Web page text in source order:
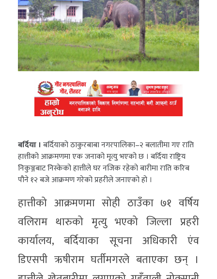
बर्दिया ।बर्दियाको ठाकुरबाबा नगरपालिका–२ बलातीमा गए राति
हात्तीको आक्रमणमा एक जनाको मृत्यु भएको छ । बर्दिया राष्ट्रिय
निकुञ्जबाट निस्केको हात्तीले घर नजिक रहेको बारीमा राति करिब
पौने १२ बजे आक्रमण गरेको प्रहरीले जनाएको हो ।
हात्तीको आक्रमणमा सोही ठाउँका ७१ वर्षिय
वलिराम थारुको मृत्यु भएको जिल्ला प्रहरी
कार्यालय, बर्दियाका सूचना अधिकारी एंव
डिएसपी ऋषीराम घर्तीमगरले बताएका छन् ।